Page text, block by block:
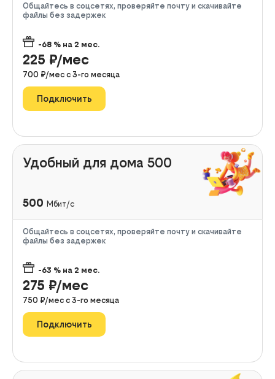
Общайтесь в соцсетях, проверяйте почту и скачивайте
файлы без задержек
-68 % на 2 мес.
225 ₽/мес
700 ₽/мес с 3-го месяца
Подключить
Удобный для дома 500
500 Мбит/с
Общайтесь в соцсетях, проверяйте почту и скачивайте
файлы без задержек
-63 % на 2 мес.
275 ₽/мес
750 ₽/мес с 3-го месяца
Подключить